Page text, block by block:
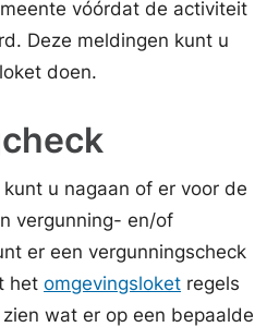
vóórdat de activiteit
Deze meldingen kunt u
doen.
kunt u nagaan of er voor de
vergunning- en/of
er een vergunningscheck
het omgevingsloket regels
wat er op een bepaalde